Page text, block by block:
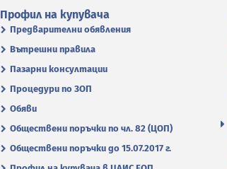
Профил на купувача
Предварителни обявления
Вътрешни правила
Пазарни консултации
Процедури по ЗОП
Обяви
Обществени поръчки по чл. 82 (ЦОП)
Обществени поръчки до 15.07.2017 г.